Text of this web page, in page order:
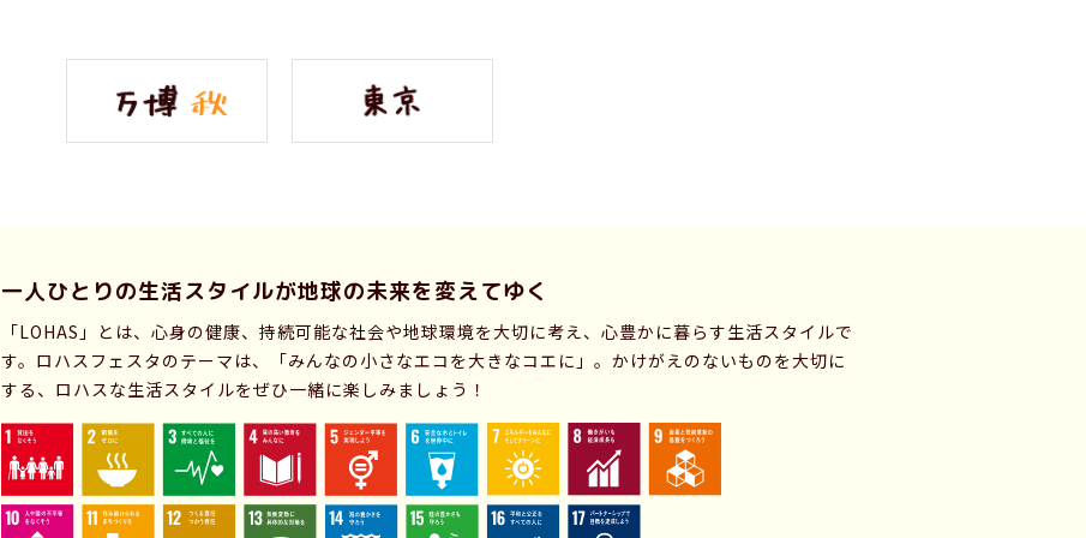
一人ひとりの生活スタイルが地球の未来を変えてゆく
「LOHAS」とは、心身の健康、持続可能な社会や地球環境を大切に考え、心豊かに暮らす生活スタイルで
す。ロハスフェスタのテーマは、「みんなの小さなエコを大きなコエに」。かけがえのないものを大切に
する、ロハスな生活スタイルをぜひ一緒に楽しみましょう！